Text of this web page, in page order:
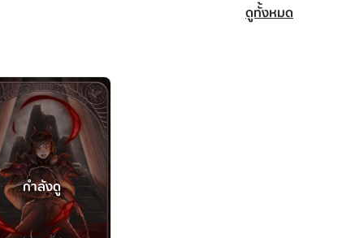
ดูทั้งหมด
กำลังดู